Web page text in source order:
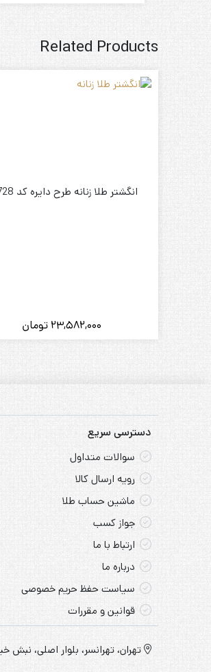
Related Products
انگشتر طلا زنانه طرح دایره کد A1728
23,582,000 تومان
دسترسی سریع
سوالات متداول
رویه ارسال کالا
ماشین حساب طلا
جواز کسب
ارتباط با ما
درباره ما
سیاست حفظ حریم خصوصی
قوانین و مقررات
تهران، تهرانسر، بلوار اصلی، نبش خیابان شهید